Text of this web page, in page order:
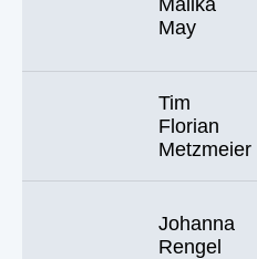
Malika
May
Tim
Florian
Metzmeier
Johanna
Rengel